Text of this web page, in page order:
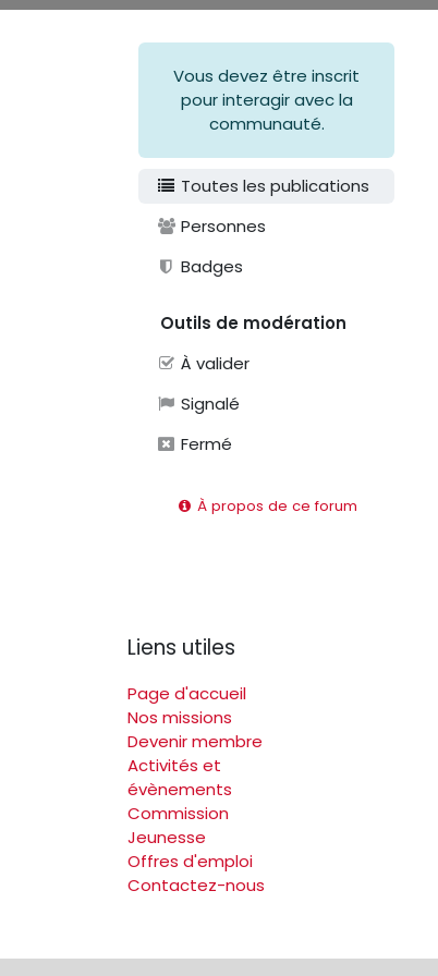
Vous devez être inscrit
pour interagir avec la
communauté.
Toutes les publications
Personnes
Badges
Outils de modération
À valider
Signalé
Fermé
À propos de ce forum
Liens utiles
Page d'accueil
Nos missions
Devenir membre
Activités et
évènements
Commission
Jeunesse
Offres d'emploi
Contactez-nous